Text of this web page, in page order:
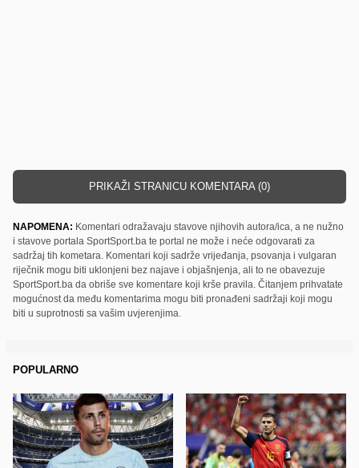
PRIKAŽI STRANICU KOMENTARA (0)
NAPOMENA: Komentari odražavaju stavove njihovih autora/ica, a ne nužno
i stavove portala SportSport.ba te portal ne može i neće odgovarati za
sadržaj tih kometara. Komentari koji sadrže vrijeđanja, psovanja i vulgaran
riječnik mogu biti uklonjeni bez najave i objašnjenja, ali to ne obavezuje
SportSport.ba da obriše sve komentare koji krše pravila. Čitanjem prihvatate
mogućnost da među komentarima mogu biti pronađeni sadržaji koji mogu
biti u suprotnosti sa vašim uvjerenjima.
POPULARNO